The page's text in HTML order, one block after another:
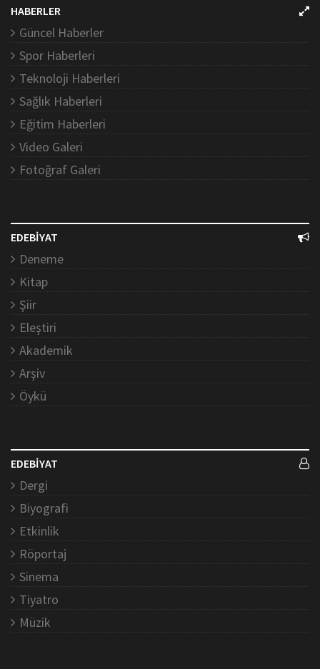
HABERLER
Güncel Haberler
Spor Haberleri
Teknoloji Haberleri
Sağlık Haberleri
Eğitim Haberleri
Video Galeri
Fotoğraf Galeri
EDEBİYAT
Deneme
Kitap
Şiir
Eleştiri
Akademik
Arşiv
Öykü
EDEBİYAT
Dergi
Biyografi
Etkinlik
Röportaj
Sinema
Tiyatro
Müzik